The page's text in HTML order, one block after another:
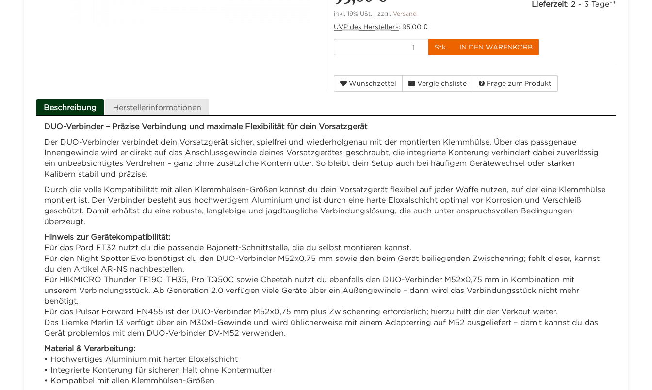
inkl. 19% USt. , zzgl. Versand
UVP des Herstellers: 95,00 €
Lieferzeit: 2 - 3 Tage**
Stk. IN DEN WARENKORB
Wunschzettel Vergleichsliste Frage zum Produkt
Beschreibung Herstellerinformationen
DUO-Verbinder – Präzise Verbindung und maximale Flexibilität für dein Vorsatzgerät
Der DUO-Verbinder verbindet dein Vorsatzgerät sicher, spielfrei und wiederholgenau mit der montierten Klemmhülse. Über das passgenaue
Innengewinde wird er direkt auf das Anschlussgewinde deines Vorsatzgerätes geschraubt, die integrierte Konterung verhindert dabei zuverlässig
ein unbeabsichtigtes Verdrehen – ganz ohne zusätzliche Kontermutter. So bleibt dein Setup auch bei häufigem Gerätewechsel oder starken
Kalibern stabil und präzise.
Durch die volle Kompatibilität mit allen Klemmhülsen-Größen kannst du dein Vorsatzgerät flexibel auf jeder Waffe nutzen, auf der eine Klemmhülse
montiert ist. Der Verbinder besteht aus hochwertigem Aluminium und ist durch eine harte Eloxalschicht optimal vor Korrosion und Verschleiß
geschützt. Damit erhältst du eine robuste, langlebige und jagdtaugliche Verbindungslösung, die auch unter anspruchsvollen Bedingungen
überzeugt.
Hinweis zur Gerätekompatibilität:
Für das Pard FT32 nutzt du die passende Bajonett-Schnittstelle, die du selbst montieren kannst.
Für den Night Spotter Evo benötigst du den DUO-Verbinder M52x0,75 mm sowie den beim Gerät beiliegenden Zwischenring; fehlt dieser, kannst
du den Artikel AR-NS nachbestellen.
Für HIKMICRO Thunder TE19C, TH35, Pro TQ50C sowie Cheetah nutzt du ebenfalls den DUO-Verbinder M52x0,75 mm in Kombination mit
unserem Verbindungsstück. Ab Generation 2.0 verfügen viele Geräte über ein Außengewinde – dann wird das Verbindungsstück nicht mehr
benötigt.
Für das Pulsar Forward FN455 ist der DUO-Verbinder M52x0,75 mm plus Zwischenring erforderlich; hierzu hilft dir der Verkauf weiter.
Das Liemke Merlin 13 verfügt über ein M30x1-Gewinde und wird üblicherweise mit einem Adapterring auf M52 ausgeliefert – damit kannst du das
Gerät problemlos mit dem DUO-Verbinder DV-M52 verwenden.
Material & Verarbeitung:
• Hochwertiges Aluminium mit harter Eloxalschicht
• Integrierte Konterung für sicheren Halt ohne Kontermutter
• Kompatibel mit allen Klemmhülsen-Größen